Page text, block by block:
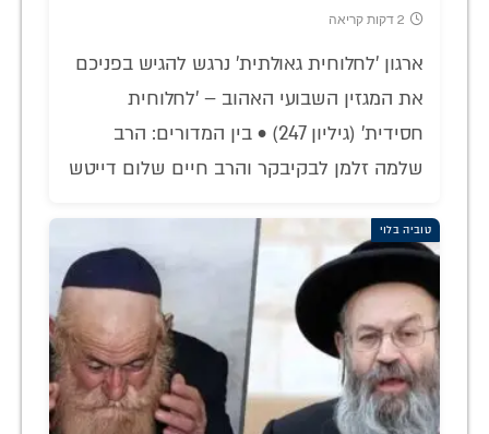
2 דקות קריאה
ארגון 'לחלוחית גאולתית' נרגש להגיש בפניכם
את המגזין השבועי האהוב – 'לחלוחית
חסידית' (גיליון 247) • בין המדורים: הרב
שלמה זלמן לבקיבקר והרב חיים שלום דייטש
טוביה בלוי